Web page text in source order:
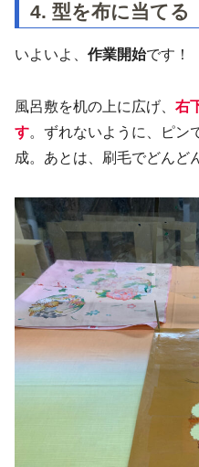
4. 型を布に当てる
いよいよ、 作業開始です！
風呂敷を机の上に広げ、 右
す。ずれないように、ピン
成。あとは、刷毛でどんど